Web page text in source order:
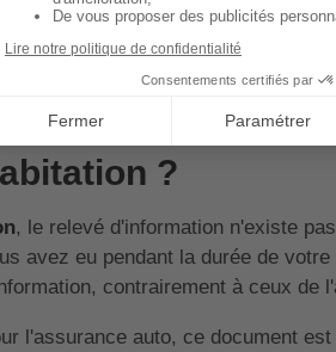
t-il un relevé
?
, le relevé d'information n'existe
avez eu pendant la durée de
contrairement à ceux de
l'assurance auto, ce document